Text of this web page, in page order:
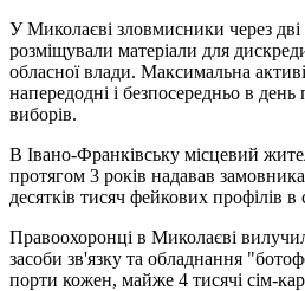
У Миколаєві зловмисники через
розміщували матеріали для
обласної влади. Максимальна
напередодні і безпосередньо в
виборів.
В Івано-Франківську місцевий
протягом 3 років надавав
десятків тисяч фейкових профілів
Правоохоронці в Миколаєві
засоби зв'язку та обладнання
порти кожен, майже 4 тисячі сім-